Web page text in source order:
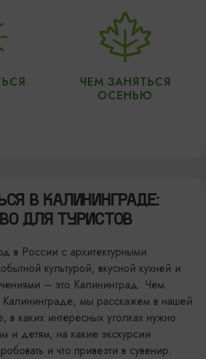
ЧЕМ ЗАНЯТЬСЯ
ОСЕНЬЮ
В КАЛИНИНГРАДЕ:
ДЛЯ ТУРИСТОВ
в России с архитектурными
культурой, вкусной кухней и
– это Калининград. Чем
в Калининграде, мы расскажем в нашей
в каких интересных уголках нужно
и детям, на какие экскурсии
и что привезти в сувенир.